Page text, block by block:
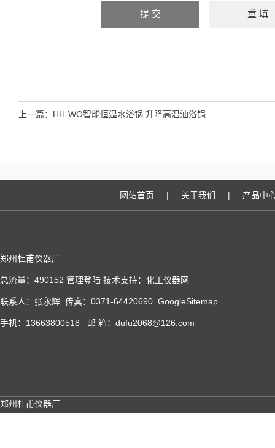
上一篇： HH-WO智能恒温水浴锅 升降高温油浴锅
网站首页 | 关于我们 | 产品中
郑州杜甫仪器厂
总流量：490152 管理登陆 技术支持： 化工仪器网
联系人：张永辉 传真：0371-64420690 GoogleSitemap
手机：13663800518 邮 箱：dufu2068@126.com
郑州杜甫仪器厂